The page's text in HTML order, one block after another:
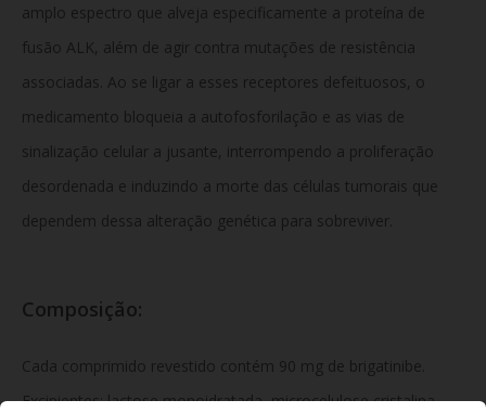
amplo espectro que alveja especificamente a proteína de
fusão ALK, além de agir contra mutações de resistência
associadas. Ao se ligar a esses receptores defeituosos, o
medicamento bloqueia a autofosforilação e as vias de
sinalização celular a jusante, interrompendo a proliferação
desordenada e induzindo a morte das células tumorais que
dependem dessa alteração genética para sobreviver.
Composição:
Cada comprimido revestido contém 90 mg de brigatinibe.
Excipientes: lactose monoidratada, microcelulose cristalina,